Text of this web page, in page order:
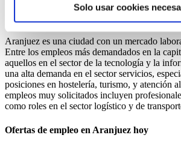
Consulta nuestraPolítica de Cookies
momento en el botón que aparece en
izquierda de la página.
Solo usar cookies
Aranjuez es una ciudad con un mercado
Entre los empleos más demandados en la
aquellos en el sector de la tecnología y la
una alta demanda en el sector servicios,
posiciones en hostelería, turismo, y atención
empleos muy solicitados incluyen
como roles en el sector logístico y de
Ofertas de empleo en Aranjuez hoy